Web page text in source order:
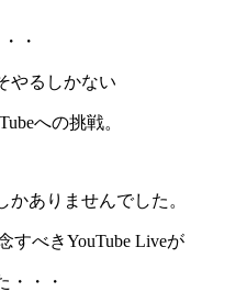
・
やるしかない
への挑戦。
ありませんでした。
すべきYouTube Liveが
・・・